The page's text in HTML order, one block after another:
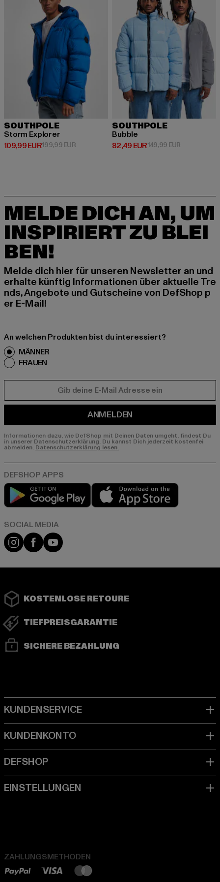
SOUTHPOLE
Storm Explorer
109,99 EUR
Derzeitiger Preis: 109,99 EUR
199,99 EURAktionspreis: 199,99 EUR
SOUTHPOLE
Bubble
82,49 EUR
Derzeitiger Preis: 82,49 EUR
149,99 EURAktionspreis:
MELDE DICH AN, UM
INSPIRIERT ZU BLEI
BEN!
Melde dich hier für unseren Newsletter an und
erhalte künftig Informationen über aktuelle Tre
nds, Angebote und Gutscheine von DefShop p
er E-Mail!
An welchen Produkten bist du interessiert?
MÄNNER
FRAUEN
ANMELDEN
Informationen dazu, wie DefShop mit Deinen Daten umgeht, findest Du
in unserer Datenschutzerklärung. Du kannst Dich jederzeit kostenfei
abmelden. Datenschutzerklärung lesen.
Play market
Instagram
FacebookYouTube
KOSTENLOSE RETOURE
TIEFPREISGARANTIE
SICHERE BEZAHLUNG
ZAHLUNGSMETHODEN